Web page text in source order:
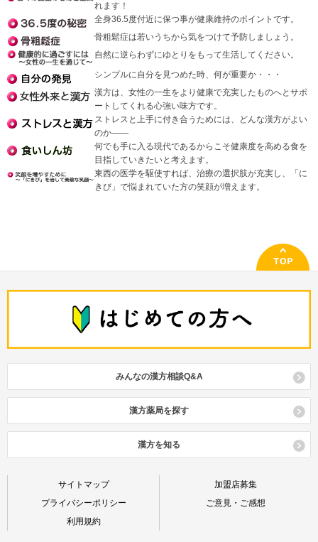
れます！
全身36.5度付近に保つ事が健康維持のポイントです。
骨粗鬆症は若いうちから気をつけて予防しましょう。
自然に逆らわずにゆとりをもって生活してください。
シンプルに自分を見つめた時、何が重要か・・・
漢方は、女性の一生をより健康で充実したものへとサポ
ートしてくれる心強い味方です。
ストレスと上手に付き合うためには、どんな漢方がよい
のか――
何でも手に入る現代であるからこそ健康度を高める食を
目指していきたいと考えます。
東西の医学を駆使すれば、治療の選択肢が充実し、「に
きび」で悩まれていた方の笑顔が増えます。
みんなの漢方相談Q&A
漢方薬局を探す
漢方を知る
サイトマップ
プライバシーポリシー
利用規約
加盟店募集
ご意見・ご感想